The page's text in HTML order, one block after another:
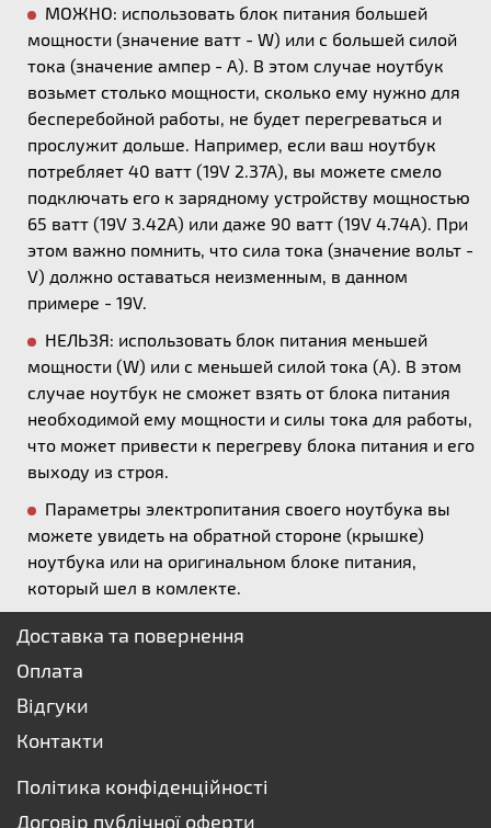
МОЖНО: использовать блок питания большей
мощности (значение ватт - W) или с большей силой
тока (значение ампер - А). В этом случае ноутбук
возьмет столько мощности, сколько ему нужно для
бесперебойной работы, не будет перегреваться и
прослужит дольше. Например, если ваш ноутбук
потребляет 40 ватт (19V 2.37A), вы можете смело
подключать его к зарядному устройству мощностью
65 ватт (19V 3.42A) или даже 90 ватт (19V 4.74A). При
этом важно помнить, что сила тока (значение вольт -
V) должно оставаться неизменным, в данном
примере - 19V.
НЕЛЬЗЯ: использовать блок питания меньшей
мощности (W) или с меньшей силой тока (А). В этом
случае ноутбук не сможет взять от блока питания
необходимой ему мощности и силы тока для работы,
что может привести к перегреву блока питания и его
выходу из строя.
Параметры электропитания своего ноутбука вы
можете увидеть на обратной стороне (крышке)
ноутбука или на оригинальном блоке питания,
который шел в комлекте.
Доставка та повернення
Оплата
Відгуки
Контакти
Політика конфіденційності
Договір публічної оферти